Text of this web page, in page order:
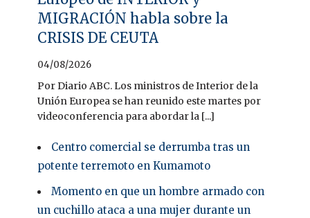
MIGRACIÓN habla sobre la
CRISIS DE CEUTA
04/08/2026
Por Diario ABC. Los ministros de Interior de la
Unión Europea se han reunido este martes por
videoconferencia para abordar la [...]
Centro comercial se derrumba tras un
potente terremoto en Kumamoto
Momento en que un hombre armado con
un cuchillo ataca a una mujer durante un